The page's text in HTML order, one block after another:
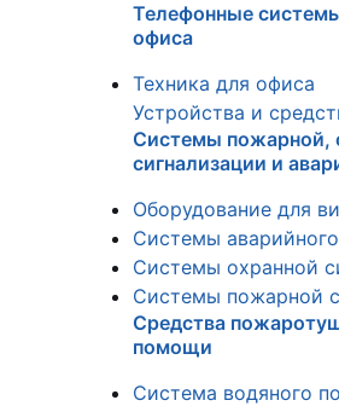
Телефонные
офиса
Техника для офиса
Устройства и
Системы пожарной,
сигнализации и
Оборудование для
Системы
Системы охранной
Системы пожарной
Средства
помощи
Система водяного